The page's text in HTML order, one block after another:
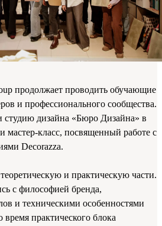
продолжает проводить обучающие
и профессионального сообщества.
студию дизайна «Бюро Дизайна» в
мастер-класс, посвященный работе с
Decorazza.
и практическую части.
с философией бренда,
и техническими особенностями
практического блока